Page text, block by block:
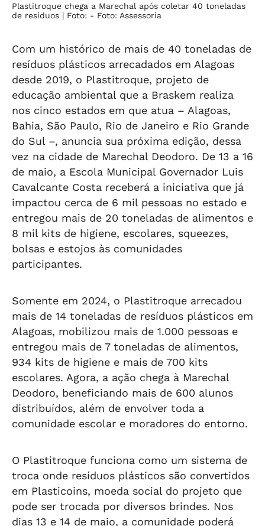
Plastitroque chega a Marechal após coletar 40 toneladas
de resíduos | Foto: - Foto: Assessoria
Com um histórico de mais de 40 toneladas de
resíduos plásticos arrecadados em Alagoas
desde 2019, o Plastitroque, projeto de
educação ambiental que a Braskem realiza
nos cinco estados em que atua – Alagoas,
Bahia, São Paulo, Rio de Janeiro e Rio Grande
do Sul –, anuncia sua próxima edição, dessa
vez na cidade de Marechal Deodoro. De 13 a 16
de maio, a Escola Municipal Governador Luis
Cavalcante Costa receberá a iniciativa que já
impactou cerca de 6 mil pessoas no estado e
entregou mais de 20 toneladas de alimentos e
8 mil kits de higiene, escolares, squeezes,
bolsas e estojos às comunidades
participantes.
Somente em 2024, o Plastitroque arrecadou
mais de 14 toneladas de resíduos plásticos em
Alagoas, mobilizou mais de 1.000 pessoas e
entregou mais de 7 toneladas de alimentos,
934 kits de higiene e mais de 700 kits
escolares. Agora, a ação chega à Marechal
Deodoro, beneficiando mais de 600 alunos
distribuídos, além de envolver toda a
comunidade escolar e moradores do entorno.
O Plastitroque funciona como um sistema de
troca onde resíduos plásticos são convertidos
em Plasticoins, moeda social do projeto que
pode ser trocada por diversos brindes. Nos
dias 13 e 14 de maio, a comunidade poderá